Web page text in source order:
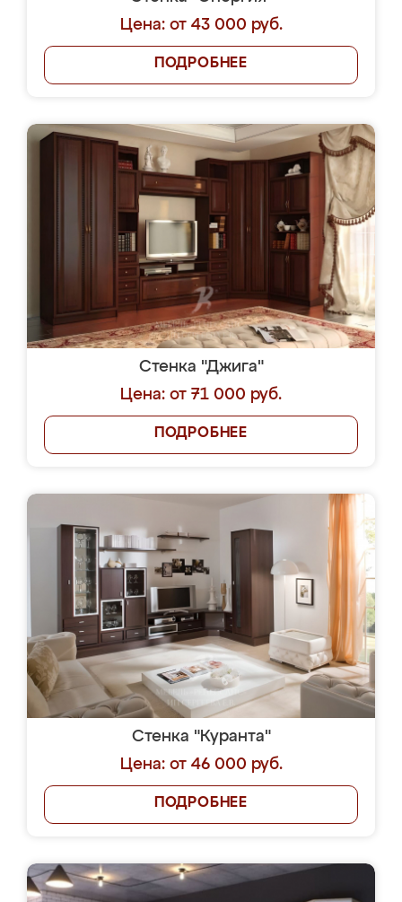
Цена: от 43 000 руб.
ПОДРОБНЕЕ
Стенка "Джига"
Цена: от 71 000 руб.
ПОДРОБНЕЕ
Стенка "Куранта"
Цена: от 46 000 руб.
ПОДРОБНЕЕ